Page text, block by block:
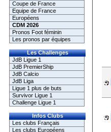
Coupe de France
Equipe de France
Européens
CDM 2026
Pronos Foot féminin
Les pronos par équipes
Les Challenges
JdB Ligue 1
JdB PremierShip
JdB Calcio
JdB Liga
Ligue 1 plus de buts
Survivor Ligue 1
Challenge Ligue 1
Infos Clubs
Les clubs Français
Les clubs Européens